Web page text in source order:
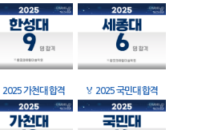
2025 가천대 합격 🏅 2025 국민대 합격